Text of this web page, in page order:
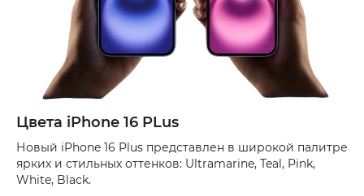
Цвета iPhone 16 PLus
Новый iPhone 16 Plus представлен в широкой палитре
ярких и стильных оттенков: Ultramarine, Teal, Pink,
White, Black.